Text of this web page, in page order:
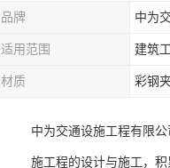
品牌 中为
适用范围 建筑
材质 彩钢
中为交通设施工程有限
施工程的设计与施工，